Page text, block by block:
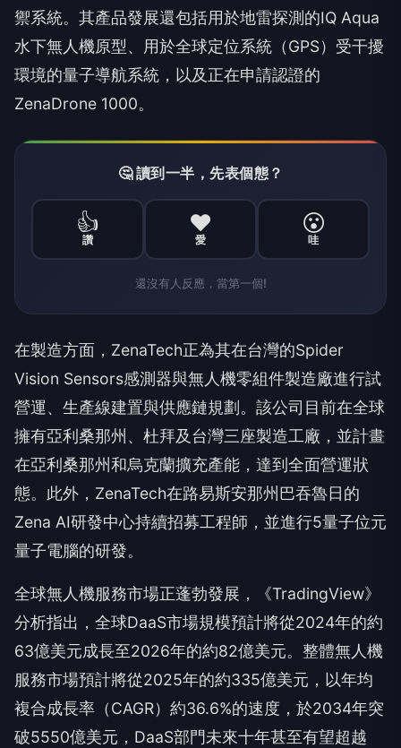
禦系統。其產品發展還包括用於地雷探測的IQ Aqua
水下無人機原型、用於全球定位系統（GPS）受干擾
環境的量子導航系統，以及正在申請認證的
ZenaDrone 1000。
🤔 讀到一半，先表個態？
👍
讚
❤️
愛
😮
哇
還沒有人反應，當第一個!
在製造方面，ZenaTech正為其在台灣的Spider
Vision Sensors感測器與無人機零組件製造廠進行試
營運、生產線建置與供應鏈規劃。該公司目前在全球
擁有亞利桑那州、杜拜及台灣三座製造工廠，並計畫
在亞利桑那州和烏克蘭擴充產能，達到全面營運狀
態。此外，ZenaTech在路易斯安那州巴吞魯日的
Zena AI研發中心持續招募工程師，並進行5量子位元
量子電腦的研發。
全球無人機服務市場正蓬勃發展，《TradingView》
分析指出，全球DaaS市場規模預計將從2024年的約
63億美元成長至2026年的約82億美元。整體無人機
服務市場預計將從2025年的約335億美元，以年均
複合成長率（CAGR）約36.6%的速度，於2034年突
破5550億美元，DaaS部門未來十年甚至有望超越